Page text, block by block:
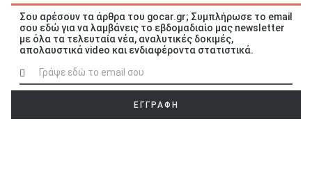
Σου αρέσουν τα άρθρα του gocar.gr; Συμπλήρωσε το email
σου εδώ για να λαμβάνεις το εβδομαδιαίο μας newsletter
με όλα τα τελευταία νέα, αναλυτικές δοκιμές,
απολαυστικά video και ενδιαφέροντα στατιστικά.
ΕΓΓΡΑΦΗ